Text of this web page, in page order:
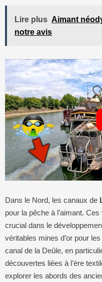
Lire plus Aimant
notre avis
Dans le Nord, les canaux de
pour la pêche à l’aimant.
crucial dans le
véritables mines d’or pour
canal de la Deûle, en
découvertes liées à l’ère
explorer les abords des